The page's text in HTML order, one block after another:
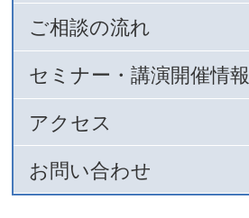
ご相談の流れ
セミナー・講演開催情報
アクセス
お問い合わせ